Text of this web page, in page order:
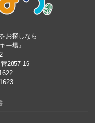
お探しなら
ー場』
2857-16